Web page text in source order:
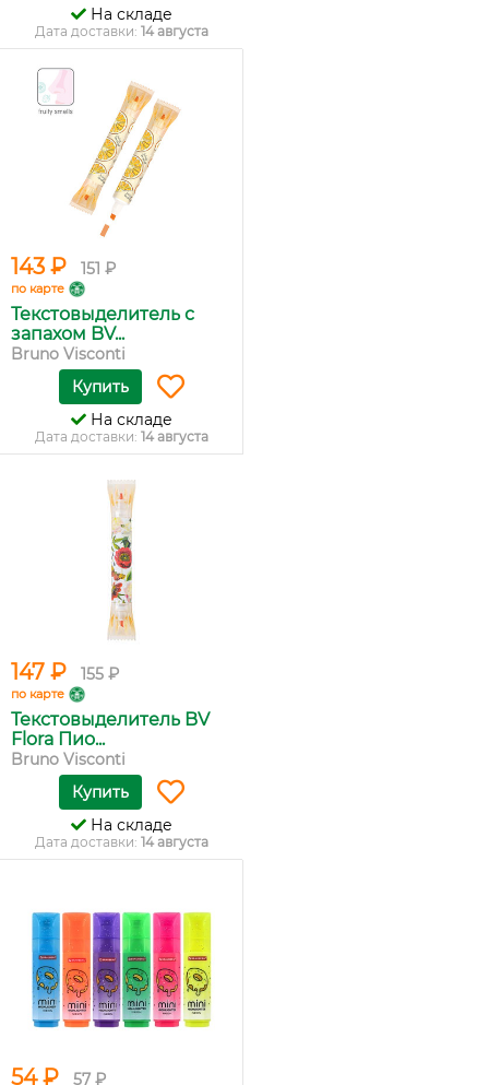
На складе
Дата доставки: 14 августа
143 ₽ 151 ₽
по карте
Текстовыделитель с
запахом BV...
Bruno Visconti
Купить
На складе
Дата доставки: 14 августа
147 ₽ 155 ₽
по карте
Текстовыделитель BV
Flora Пио...
Bruno Visconti
Купить
На складе
Дата доставки: 14 августа
54 ₽ 57 ₽